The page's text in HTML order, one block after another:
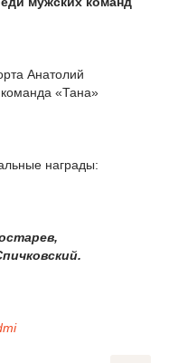
Анатолий
команда «Тана»
награды: